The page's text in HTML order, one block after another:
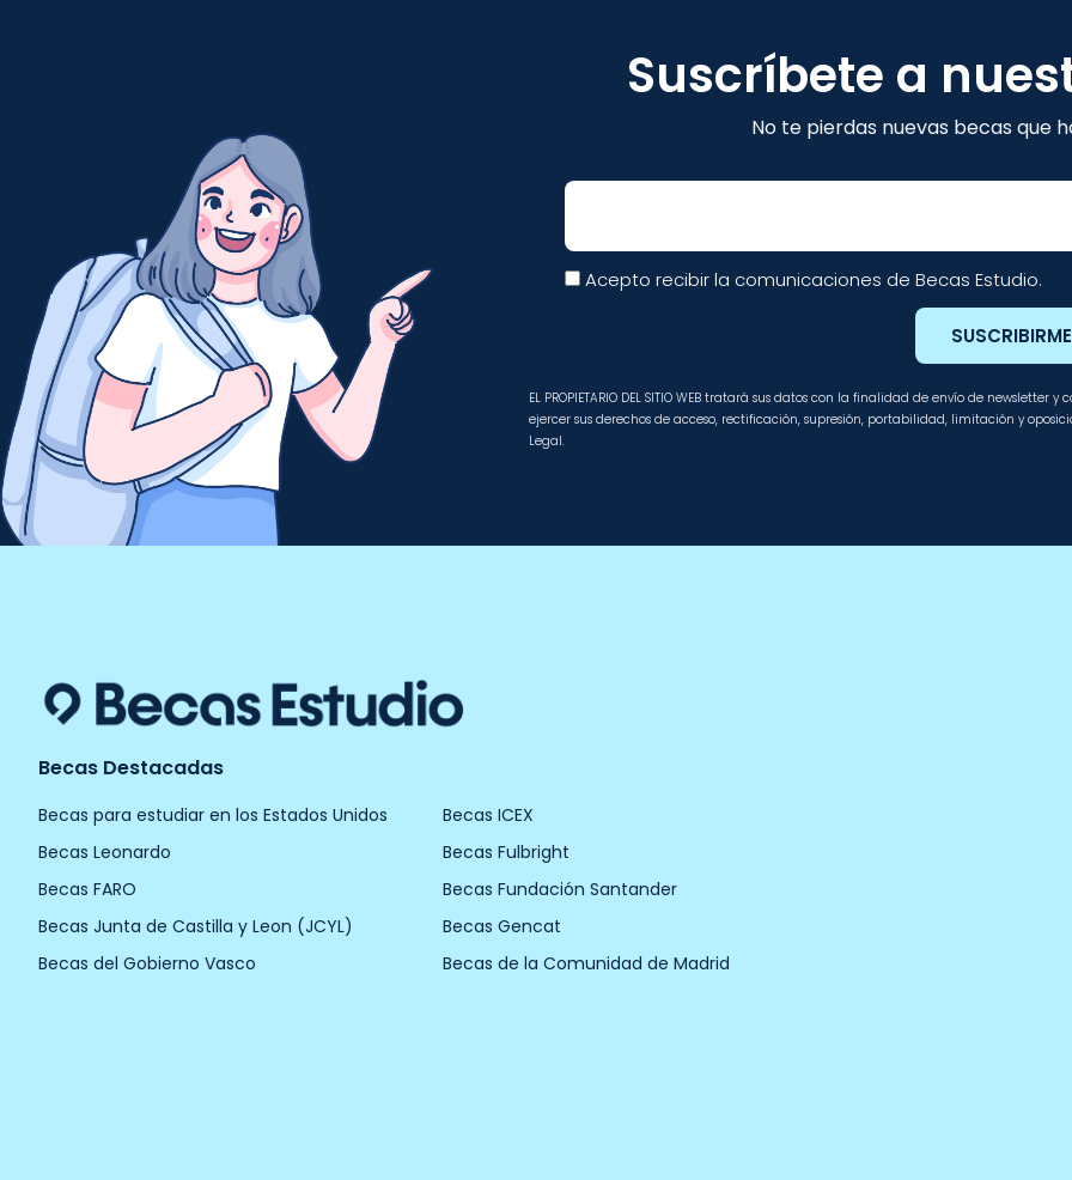
Suscríbete a
No te pierdas nuevas becas que
Email
Acepto recibir la comunicaciones de Becas Estudio.
SUSCRIBIRME
EL PROPIETARIO DEL SITIO WEB tratará sus datos con la finalidad de envío de
ejercer sus derechos de acceso, rectificación, supresión, portabilidad, limitación y
Legal.
Becas Destacadas
Becas para estudiar en los Estados Unidos
Becas ICEX
Becas Leonardo
Becas Fulbright
Becas FARO
Becas Fundación Santander
Becas Junta de Castilla y Leon (JCYL)
Becas Gencat
Becas del Gobierno Vasco
Becas de la Comunidad de Madrid